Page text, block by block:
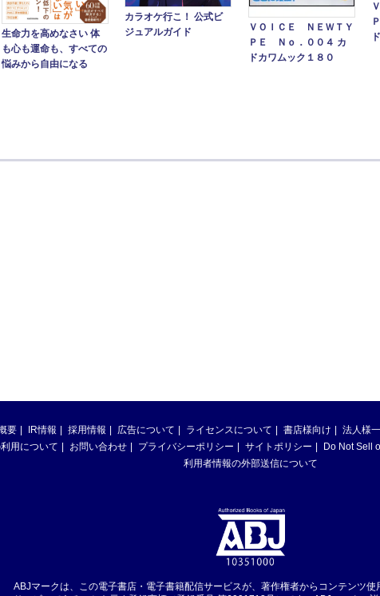
生命力を高めなさい 体
も心も運命も、すべての
悩みから自由になる
カラオケ行こ！ 公式ビ
ジュアルガイド
ＶＯＩＣＥ ＮＥＷＴＹ
ＰＥ Ｎｏ．００４ カ
ドカワムック１８０
要 IR情報 採用情報 広告について ライセンスについて 書店様向け 法人様
用について
お問い合わせ プライバシーポリシー サイトポリシー
Do Not Sell
利用者情報の外部送信について
ABJマークは、この電子書店・電子書籍配信サービスが、著作権者からコンテンツ